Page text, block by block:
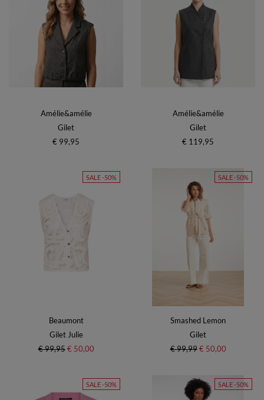
Amélie&amélie
Gilet
€ 99,95
Amélie&amélie
Gilet
€ 119,95
SALE -50%
Beaumont
Gilet Julie
€ 99,95 € 50,00
SALE -50%
Smashed Lemon
Gilet
€ 99,99 € 50,00
SALE -50% SALE -50%